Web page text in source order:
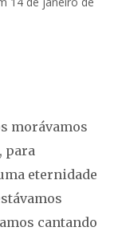
morávamos
para
eternidade
cantando